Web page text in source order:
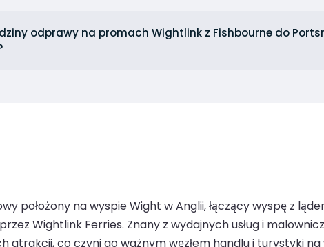
odprawy na promach Wightlink z Fishbourne do
położony na wyspie Wight w Anglii, łączący wyspę z
Wightlink Ferries. Znany z wydajnych usług i
atrakcji, co czyni go ważnym węzłem handlu i turystyki na